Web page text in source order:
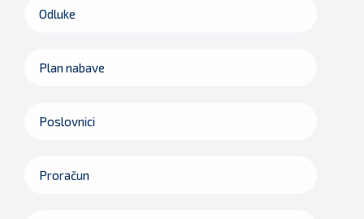
Odluke
Plan nabave
Poslovnici
Proračun